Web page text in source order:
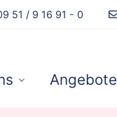
51 / 9 16 91 - 0
Angebote